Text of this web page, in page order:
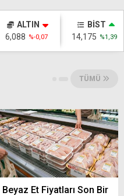
ALTIN
6,088 %-0,07
BİST
14,175 %1,39
TÜMÜ
Beyaz Et Fiyatları Son Bir